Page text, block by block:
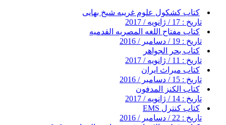
کتاب کشکول علوم غریبه شیخ بهایی
تاریخ : 17 / ژانویه / 2017
کتاب مفتاح اللغه المصریه القدمیه
تاریخ : 19 / دسامبر / 2016
کتاب بحر الجواهر
تاریخ : 11 / ژانویه / 2017
کتاب میراث ایران
تاریخ : 15 / دسامبر / 2016
کتاب الکنز المدفون
تاریخ : 14 / ژانویه / 2017
کتاب کنترل EMS
تاریخ : 22 / دسامبر / 2016